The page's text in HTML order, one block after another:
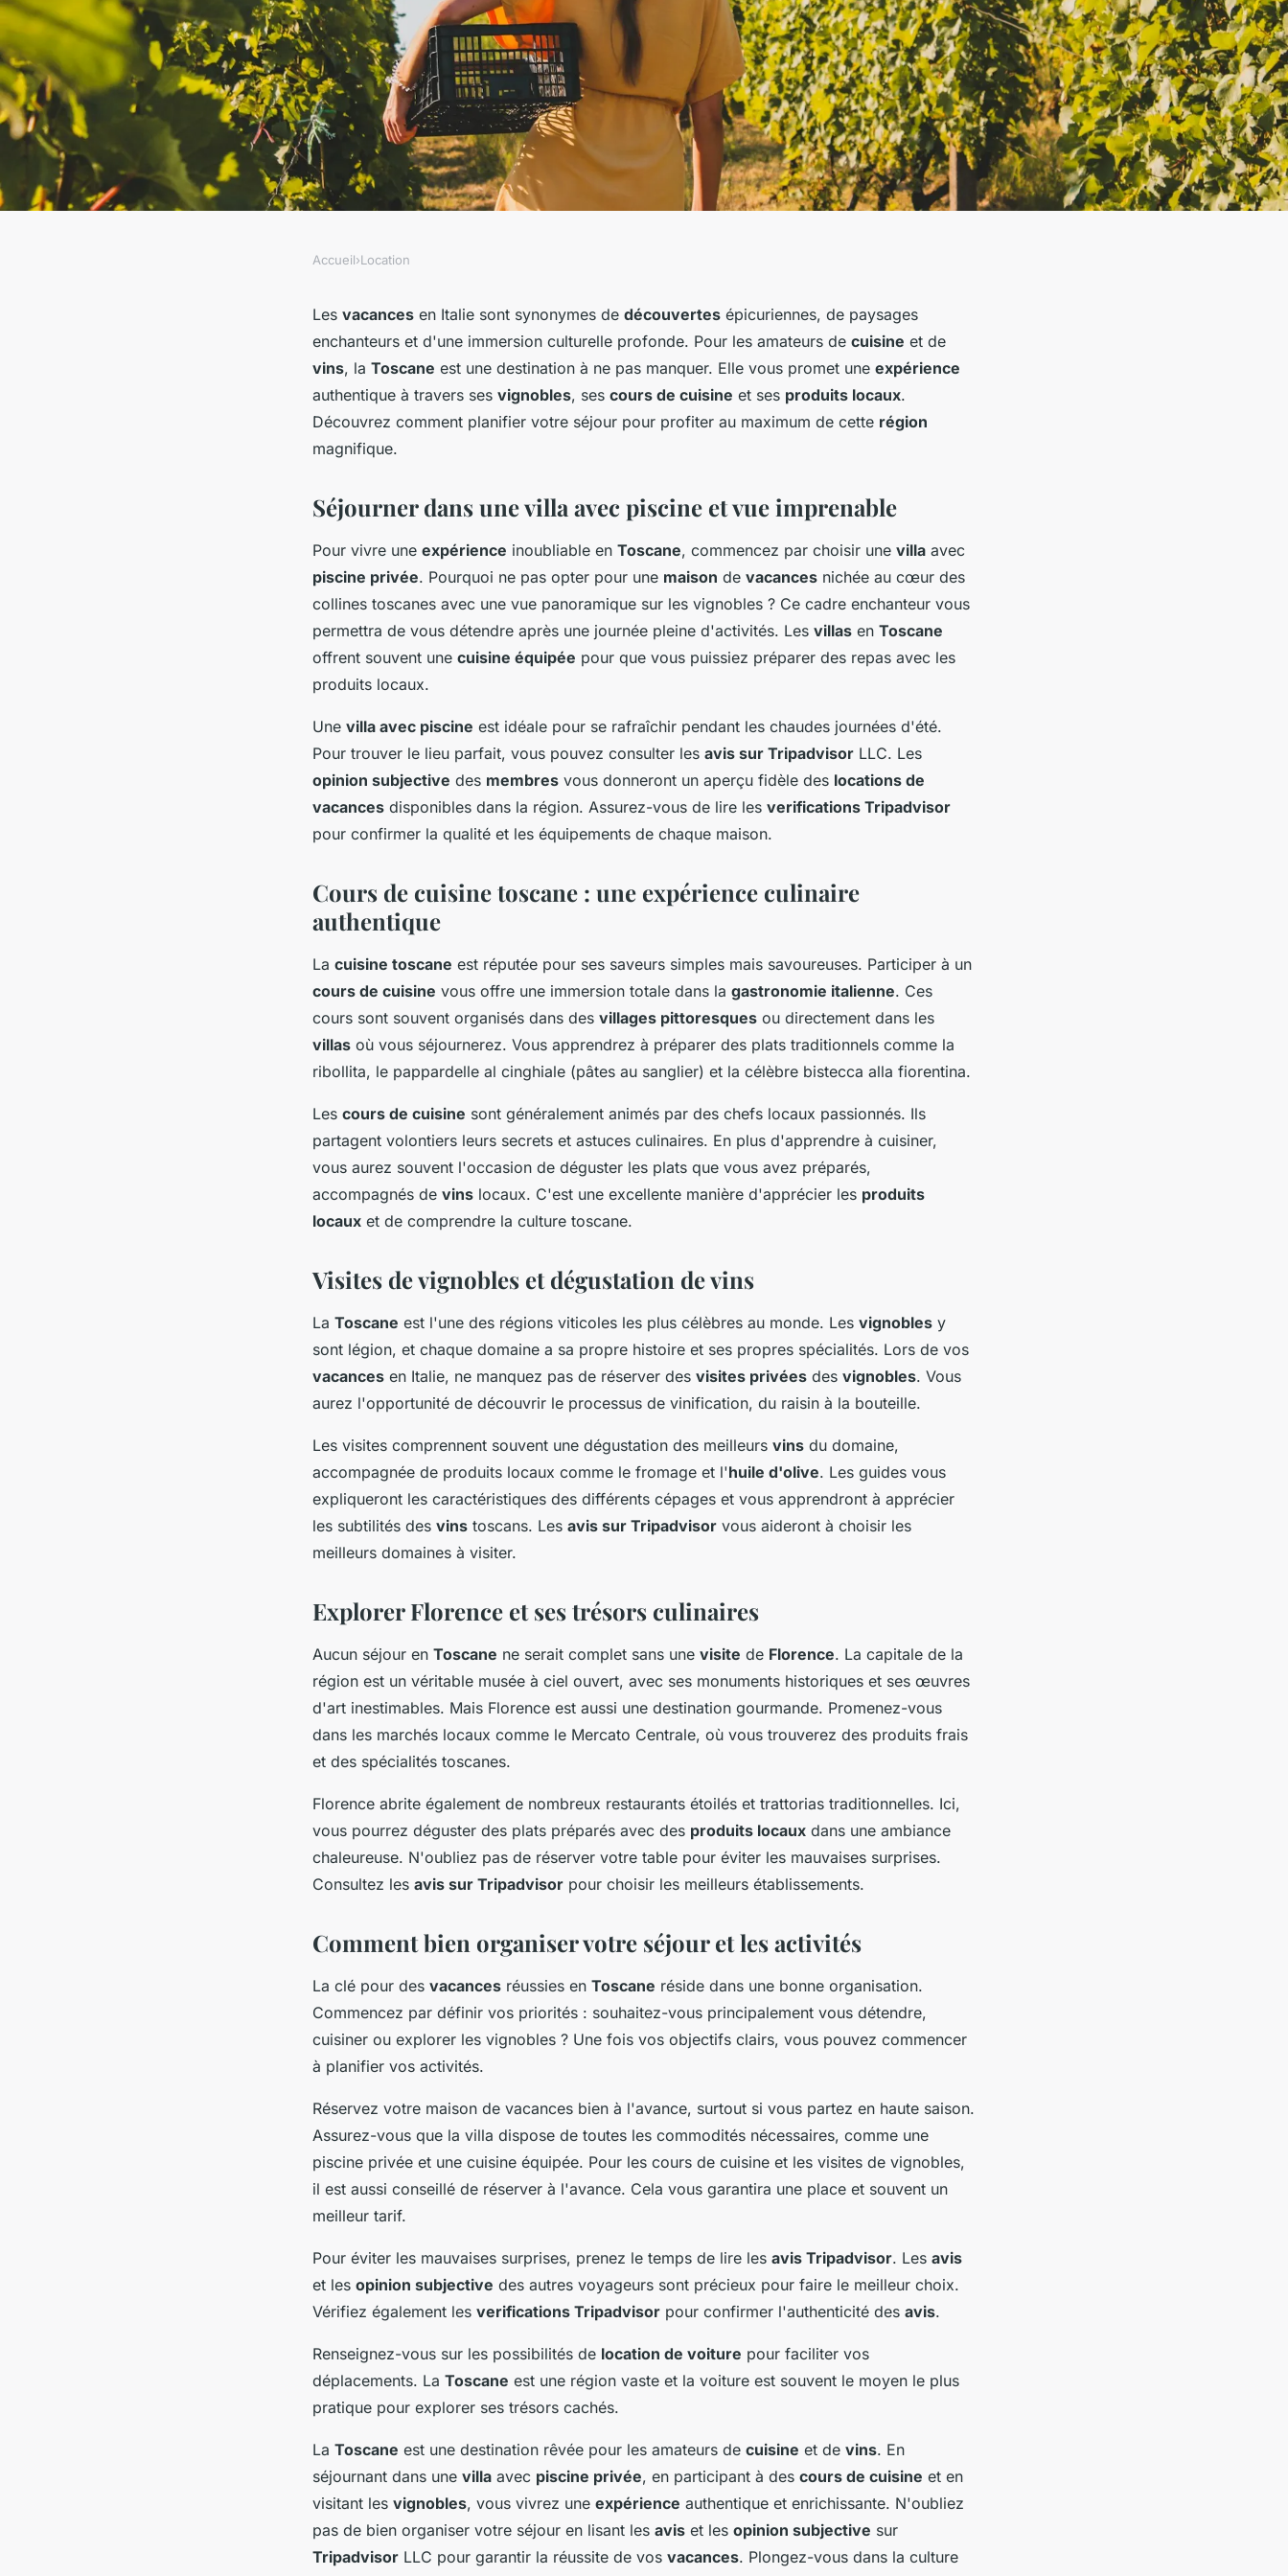
Comment organiser des vacances en
Italie avec des cours de cuisine et des
visites de vignobles?
Accueil›Location
Les vacances en Italie sont synonymes de découvertes épicuriennes, de paysages
enchanteurs et d'une immersion culturelle profonde. Pour les amateurs de cuisine et de
vins, la Toscane est une destination à ne pas manquer. Elle vous promet une expérience
authentique à travers ses vignobles, ses cours de cuisine et ses produits locaux.
Découvrez comment planifier votre séjour pour profiter au maximum de cette région
magnifique.
Séjourner dans une villa avec piscine et vue imprenable
Pour vivre une expérience inoubliable en Toscane, commencez par choisir une villa avec
piscine privée. Pourquoi ne pas opter pour une maison de vacances nichée au cœur des
collines toscanes avec une vue panoramique sur les vignobles ? Ce cadre enchanteur vous
permettra de vous détendre après une journée pleine d'activités. Les villas en Toscane
offrent souvent une cuisine équipée pour que vous puissiez préparer des repas avec les
produits locaux.
Une villa avec piscine est idéale pour se rafraîchir pendant les chaudes journées d'été.
Pour trouver le lieu parfait, vous pouvez consulter les avis sur Tripadvisor LLC. Les
opinion subjective des membres vous donneront un aperçu fidèle des locations de
vacances disponibles dans la région. Assurez-vous de lire les verifications Tripadvisor
pour confirmer la qualité et les équipements de chaque maison.
Cours de cuisine toscane : une expérience culinaire
authentique
La cuisine toscane est réputée pour ses saveurs simples mais savoureuses. Participer à un
cours de cuisine vous offre une immersion totale dans la gastronomie italienne. Ces
cours sont souvent organisés dans des villages pittoresques ou directement dans les
villas où vous séjournerez. Vous apprendrez à préparer des plats traditionnels comme la
ribollita, le pappardelle al cinghiale (pâtes au sanglier) et la célèbre bistecca alla fiorentina.
Les cours de cuisine sont généralement animés par des chefs locaux passionnés. Ils
partagent volontiers leurs secrets et astuces culinaires. En plus d'apprendre à cuisiner,
vous aurez souvent l'occasion de déguster les plats que vous avez préparés,
accompagnés de vins locaux. C'est une excellente manière d'apprécier les produits
locaux et de comprendre la culture toscane.
Visites de vignobles et dégustation de vins
La Toscane est l'une des régions viticoles les plus célèbres au monde. Les vignobles y
sont légion, et chaque domaine a sa propre histoire et ses propres spécialités. Lors de vos
vacances en Italie, ne manquez pas de réserver des visites privées des vignobles. Vous
aurez l'opportunité de découvrir le processus de vinification, du raisin à la bouteille.
Les visites comprennent souvent une dégustation des meilleurs vins du domaine,
accompagnée de produits locaux comme le fromage et l'huile d'olive. Les guides vous
expliqueront les caractéristiques des différents cépages et vous apprendront à apprécier
les subtilités des vins toscans. Les avis sur Tripadvisor vous aideront à choisir les
meilleurs domaines à visiter.
Explorer Florence et ses trésors culinaires
Aucun séjour en Toscane ne serait complet sans une visite de Florence. La capitale de la
région est un véritable musée à ciel ouvert, avec ses monuments historiques et ses œuvres
d'art inestimables. Mais Florence est aussi une destination gourmande. Promenez-vous
dans les marchés locaux comme le Mercato Centrale, où vous trouverez des produits frais
et des spécialités toscanes.
Florence abrite également de nombreux restaurants étoilés et trattorias traditionnelles. Ici,
vous pourrez déguster des plats préparés avec des produits locaux dans une ambiance
chaleureuse. N'oubliez pas de réserver votre table pour éviter les mauvaises surprises.
Consultez les avis sur Tripadvisor pour choisir les meilleurs établissements.
Comment bien organiser votre séjour et les activités
La clé pour des vacances réussies en Toscane réside dans une bonne organisation.
Commencez par définir vos priorités : souhaitez-vous principalement vous détendre,
cuisiner ou explorer les vignobles ? Une fois vos objectifs clairs, vous pouvez commencer
à planifier vos activités.
Réservez votre maison de vacances bien à l'avance, surtout si vous partez en haute saison.
Assurez-vous que la villa dispose de toutes les commodités nécessaires, comme une
piscine privée et une cuisine équipée. Pour les cours de cuisine et les visites de vignobles,
il est aussi conseillé de réserver à l'avance. Cela vous garantira une place et souvent un
meilleur tarif.
Pour éviter les mauvaises surprises, prenez le temps de lire les avis Tripadvisor. Les avis
et les opinion subjective des autres voyageurs sont précieux pour faire le meilleur choix.
Vérifiez également les verifications Tripadvisor pour confirmer l'authenticité des avis.
Renseignez-vous sur les possibilités de location de voiture pour faciliter vos
déplacements. La Toscane est une région vaste et la voiture est souvent le moyen le plus
pratique pour explorer ses trésors cachés.
La Toscane est une destination rêvée pour les amateurs de cuisine et de vins. En
séjournant dans une villa avec piscine privée, en participant à des cours de cuisine et en
visitant les vignobles, vous vivrez une expérience authentique et enrichissante. N'oubliez
pas de bien organiser votre séjour en lisant les avis et les opinion subjective sur
Tripadvisor LLC pour garantir la réussite de vos vacances. Plongez-vous dans la culture